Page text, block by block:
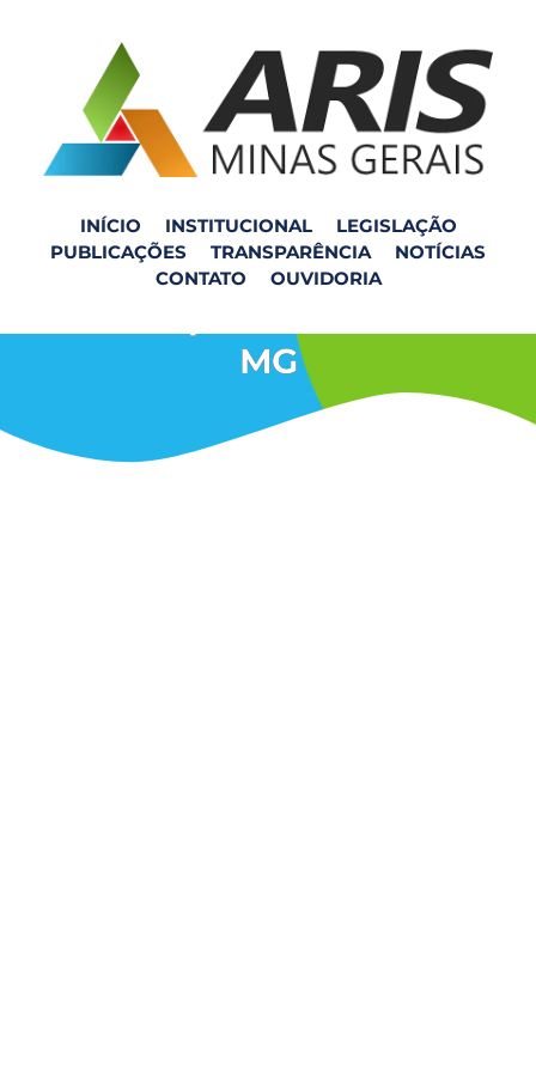
INÍCIO INSTITUCIONAL
LEGISLAÇÃO
PUBLICAÇÕES
TRANSPARÊNCIA
NOTÍCIAS
CONTATO
OUVIDORIA
Fiscalização do SAE no
MG